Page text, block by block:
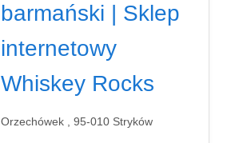
barmański | Sklep
internetowy
Whiskey Rocks
Orzechówek , 95-010 Stryków